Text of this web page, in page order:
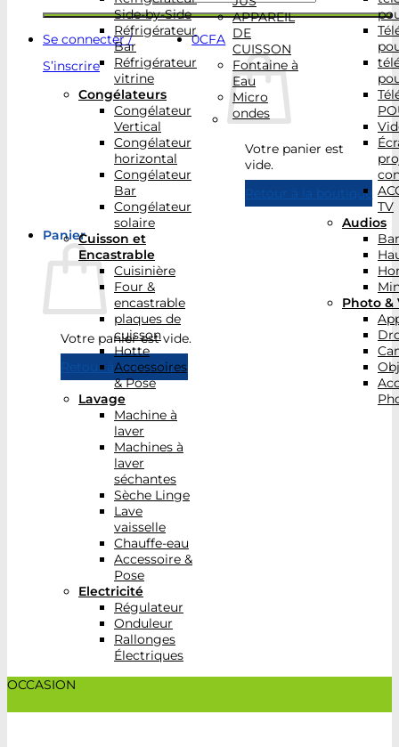
Se connecter /
S’inscrire
0CFA
Votre panier est
vide.
Retour à la boutique
Panier
Votre panier est vide.
Retour à la boutique
Side-by-Side
Réfrigérateur
Bar
Réfrigérateur
vitrine
Congélateurs
Congélateur
Vertical
Congélateur
horizontal
Congélateur
Bar
Congélateur
solaire
Cuisson et
Encastrable
Cuisinière
Four &
encastrable
plaques de
cuisson
Hotte
Accessoires
& Pose
Lavage
Machine à
laver
Machines à
laver
séchantes
Sèche Linge
Lave
vaisselle
Chauffe-eau
Accessoire &
Pose
Electricité
Régulateur
Onduleur
Rallonges
Électriques
APPAREIL
DE
CUISSON
Fontaine à
Eau
Micro
ondes
TV
Audios
Photo &
OCCASION